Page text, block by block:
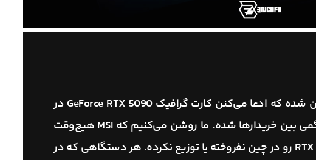
GeForce RTX 5090 در
بازار چین پخش شده و باعث سردرگمی بین خریدارها شده. ما روشن می‌کنیم که MSI هیچ‌وقت
به‌صورت رسمی کارت گرافیک RTX 5090 رو در چین نفروخته یا توزیع نکرده. هر دستگاهی که در